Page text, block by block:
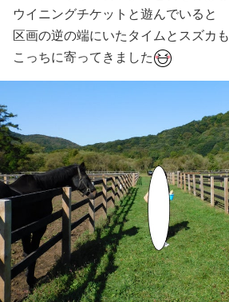
ウイニングチケットと遊んでいると
区画の逆の端にいたタイムとスズカも
こっちに寄ってきました